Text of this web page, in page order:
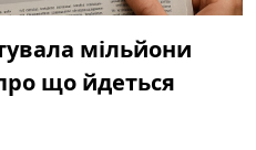
мільйони
що йдеться